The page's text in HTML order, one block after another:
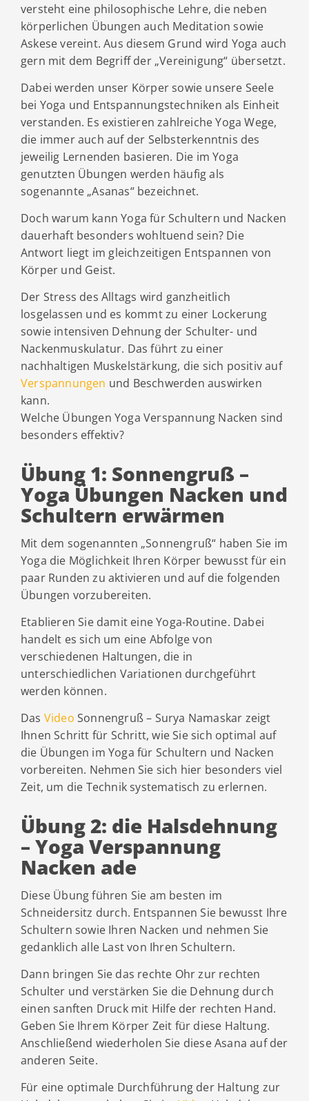
versteht eine philosophische Lehre, die neben
körperlichen Übungen auch Meditation sowie
Askese vereint. Aus diesem Grund wird Yoga auch
gern mit dem Begriff der „Vereinigung“ übersetzt.
Dabei werden unser Körper sowie unsere Seele
bei Yoga und Entspannungstechniken als Einheit
verstanden. Es existieren zahlreiche Yoga Wege,
die immer auch auf der Selbsterkenntnis des
jeweilig Lernenden basieren. Die im Yoga
genutzten Übungen werden häufig als
sogenannte „Asanas“ bezeichnet.
Doch warum kann Yoga für Schultern und Nacken
dauerhaft besonders wohltuend sein? Die
Antwort liegt im gleichzeitigen Entspannen von
Körper und Geist.
Der Stress des Alltags wird ganzheitlich
losgelassen und es kommt zu einer Lockerung
sowie intensiven Dehnung der Schulter- und
Nackenmuskulatur. Das führt zu einer
nachhaltigen Muskelstärkung, die sich positiv auf
Verspannungen und Beschwerden auswirken
kann.
Welche Übungen Yoga Verspannung Nacken sind
besonders effektiv?
Übung 1: Sonnengruß –
Yoga Übungen Nacken und
Schultern erwärmen
Mit dem sogenannten „Sonnengruß“ haben Sie im
Yoga die Möglichkeit Ihren Körper bewusst für ein
paar Runden zu aktivieren und auf die folgenden
Übungen vorzubereiten.
Etablieren Sie damit eine Yoga-Routine. Dabei
handelt es sich um eine Abfolge von
verschiedenen Haltungen, die in
unterschiedlichen Variationen durchgeführt
werden können.
Das Video Sonnengruß – Surya Namaskar zeigt
Ihnen Schritt für Schritt, wie Sie sich optimal auf
die Übungen im Yoga für Schultern und Nacken
vorbereiten. Nehmen Sie sich hier besonders viel
Zeit, um die Technik systematisch zu erlernen.
Übung 2: die Halsdehnung
– Yoga Verspannung
Nacken ade
Diese Übung führen Sie am besten im
Schneidersitz durch. Entspannen Sie bewusst Ihre
Schultern sowie Ihren Nacken und nehmen Sie
gedanklich alle Last von Ihren Schultern.
Dann bringen Sie das rechte Ohr zur rechten
Schulter und verstärken Sie die Dehnung durch
einen sanften Druck mit Hilfe der rechten Hand.
Geben Sie Ihrem Körper Zeit für diese Haltung.
Anschließend wiederholen Sie diese Asana auf der
anderen Seite.
Für eine optimale Durchführung der Haltung zur